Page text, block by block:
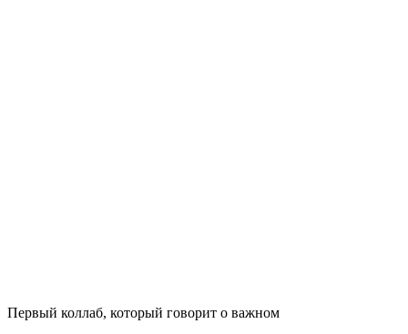
Первый коллаб, который говорит о важном